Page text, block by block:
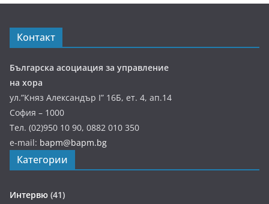
Контакт
Българска асоциация за управление
на хора
ул.”Княз Александър І” 16Б, ет. 4, ап.14
София – 1000
Тел. (02)950 10 90, 0882 010 350
e-mail: bapm@bapm.bg
Категории
Интервю (41)